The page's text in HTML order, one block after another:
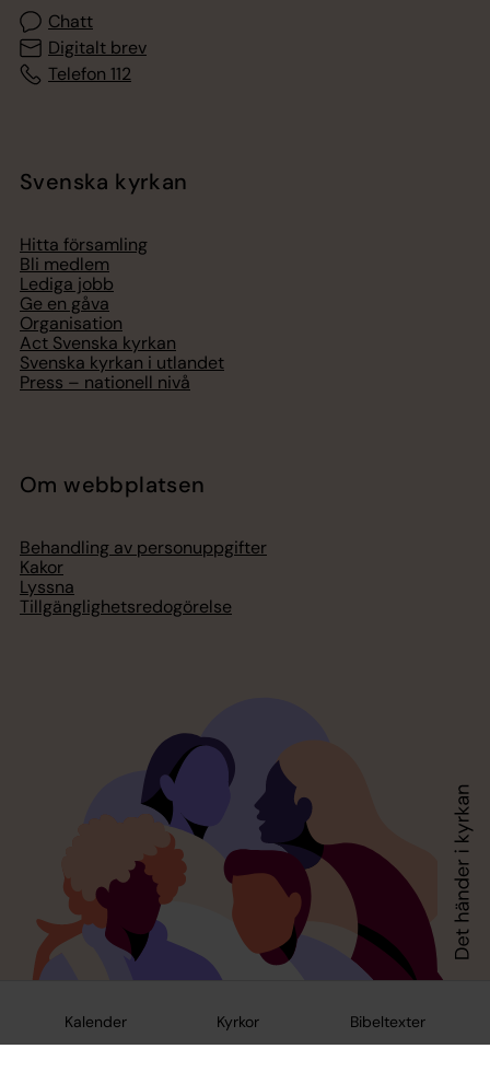
Kalender Kyrkor Bibeltexter
Chatt
Digitalt brev
Telefon 112
Svenska kyrkan
Hitta församling
Bli medlem
Lediga jobb
Ge en gåva
Organisation
Act Svenska kyrkan
Svenska kyrkan i utlandet
Press – nationell nivå
Om webbplatsen
Behandling av personuppgifter
Kakor
Lyssna
Tillgänglighetsredogörelse